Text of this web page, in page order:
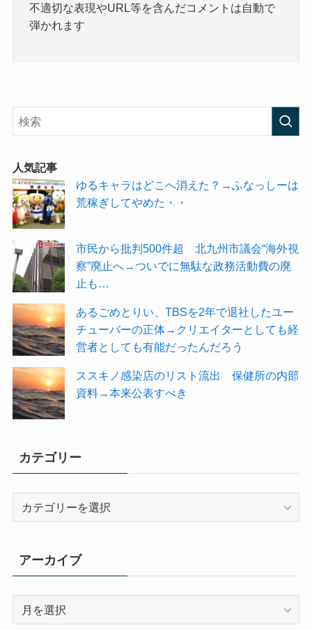
不適切な表現やURL等を含んだコメントは自動で
弾かれます
人気記事
ゆるキャラはどこへ消えた？→ふなっしーは
荒稼ぎしてやめた・・
市民から批判500件超 北九州市議会“海外視
察”廃止へ→ついでに無駄な政務活動費の廃
止も…
あるごめとりい、TBSを2年で退社したユー
チューバーの正体→クリエイターとしても経
営者としても有能だったんだろう
ススキノ感染店のリスト流出 保健所の内部
資料→本来公表すべき
カテゴリー
リ
ー
アーカイブ